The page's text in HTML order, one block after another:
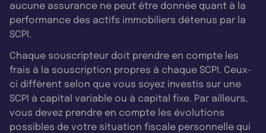
aucune assurance ne peut être donnée quant à la
performance des actifs immobiliers détenus par la
SCPI.
Chaque souscripteur doit prendre en compte les
frais à la souscription propres à chaque SCPI. Ceux-
ci diffèrent selon que vous soyez investis sur une
SCPI à capital variable ou à capital fixe. Par ailleurs,
vous devez prendre en compte les évolutions
possibles de votre situation fiscale personnelle qui